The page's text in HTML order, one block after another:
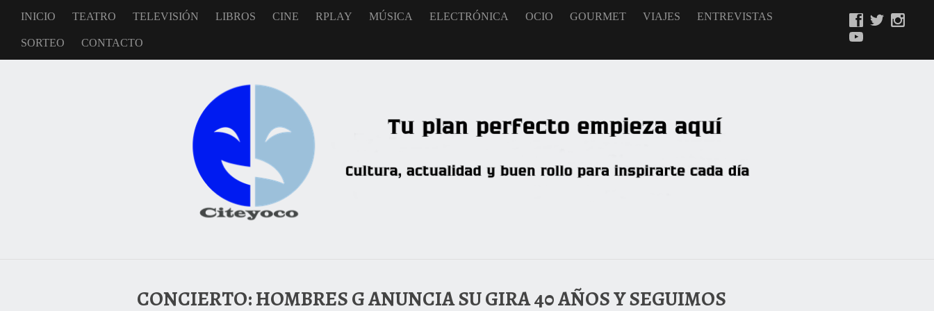
INICIO TEATRO TELEVISIÓN LIBROS CINE RPLAY MÚSICA ELECTRÓNICA OCIO GOURMET VIAJES ENTREVISTAS
SORTEO CONTACTO
CONCIERTO: HOMBRES G ANUNCIA SU GIRA 40 AÑOS Y SEGUIMOS